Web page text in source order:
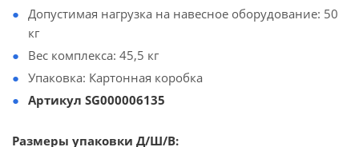
Допустимая нагрузка на навесное оборудование: 50
кг
Вес комплекса: 45,5 кг
Упаковка: Картонная коробка
Артикул SG000006135
Размеры упаковки Д/Ш/В: